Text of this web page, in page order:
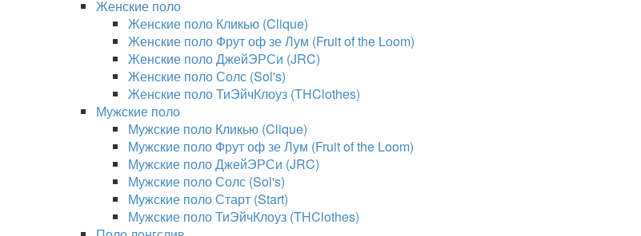
Женские поло
Женские поло Кликью (Clique)
Женские поло Фрут оф зе Лум (Fruit of the Loom)
Женские поло ДжейЭРСи (JRC)
Женские поло Солс (Sol's)
Женские поло ТиЭйчКлоуз (THClothes)
Мужские поло
Мужские поло Кликью (Clique)
Мужские поло Фрут оф зе Лум (Fruit of the Loom)
Мужские поло ДжейЭРСи (JRC)
Мужские поло Солс (Sol's)
Мужские поло Старт (Start)
Мужские поло ТиЭйчКлоуз (THClothes)